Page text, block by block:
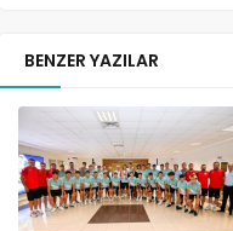
BENZER YAZILAR